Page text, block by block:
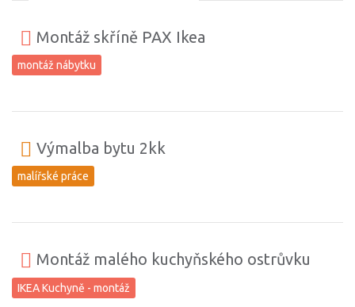
Montáž skříně PAX Ikea
montáž nábytku
Výmalba bytu 2kk
malířské práce
Montáž malého kuchyňského ostrůvku
IKEA Kuchyně - montáž